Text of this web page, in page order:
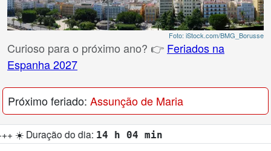
Foto: iStock.com/BMG_Borusse
Curioso para o próximo ano? 👉 Feriados na
Espanha 2027
Próximo feriado: Assunção de Maria
dia: 14 h 04 min